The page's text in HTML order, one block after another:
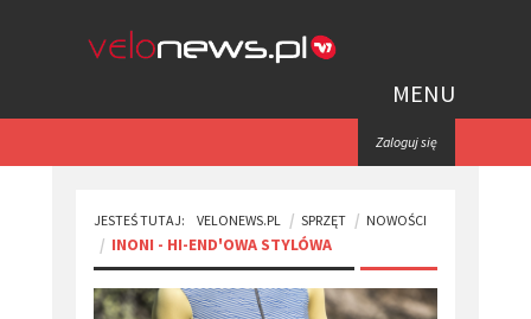
MENU
Zaloguj się
JESTEŚ TUTAJ: VELONEWS.PL SPRZĘT NOWOŚCI
INONI - HI-END'OWA STYLÓWA